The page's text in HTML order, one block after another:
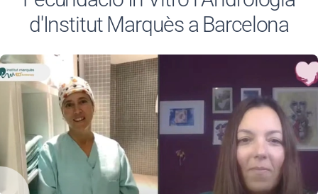
d'Institut Marquès a Barcelona